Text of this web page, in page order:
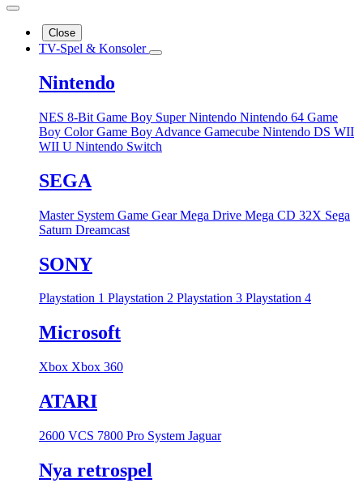
Close
TV-Spel & Konsoler
Nintendo
NES 8-Bit Game Boy Super Nintendo Nintendo 64 Game
Boy ColorGame Boy Advance Gamecube Nintendo DS WII
WII U Nintendo Switch
SEGA
Master System Game GearMega Drive Mega CD 32X Sega
Saturn Dreamcast
SONY
Playstation 1 Playstation 2 Playstation 3 Playstation 4
Microsoft
Xbox Xbox 360
ATARI
2600 VCS 7800 Pro System Jaguar
Nya retrospel